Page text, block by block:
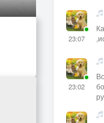
23:07
23:02